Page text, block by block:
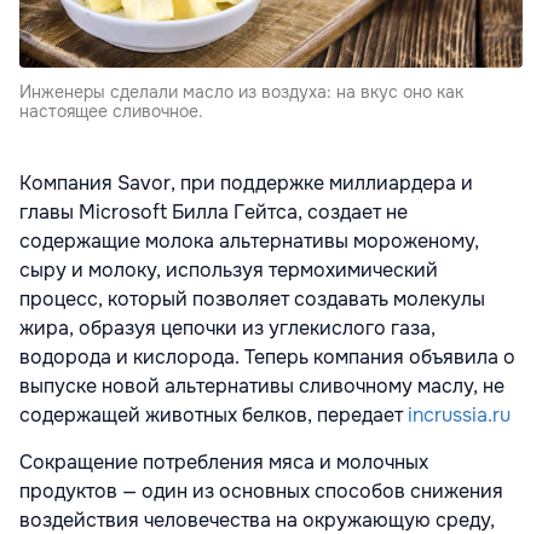
Инженеры сделали масло из воздуха: на вкус оно как
настоящее сливочное.
Компания Savor, при поддержке миллиардера и
главы Microsoft Билла Гейтса, создает не
содержащие молока альтернативы мороженому,
сыру и молоку, используя термохимический
процесс, который позволяет создавать молекулы
жира, образуя цепочки из углекислого газа,
водорода и кислорода. Теперь компания объявила о
выпуске новой альтернативы сливочному маслу, не
содержащей животных белков, передаетincrussia.ru
Сокращение потребления мяса и молочных
продуктов — один из основных способов снижения
воздействия человечества на окружающую среду,